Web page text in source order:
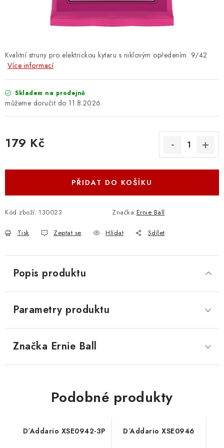
AKCE A SLEVY
KONTAKTY
O E-SHOPU
OBCHODNÍ PODMÍNKY
O E-SHOPU
BLOG
ZÁSADY ZPRACOVÁNÍ OSOBNÍCH ÚDAJŮ
Kvalitní struny pro elektrickou kytaru s niklovým opředením. 9/42
Více informací
Skladem na prodejně
11.8.2026
179 Kč
PŘIDAT DO KOŠÍKU
Kód zboží: 130023 Značka:Ernie Ball
Tisk Zeptat se Hlídat Sdílet
Popis produktu
Parametry produktu
Značka Ernie Ball
Podobné produkty
D´Addario XSE0942-3P D´Addario XSE0946